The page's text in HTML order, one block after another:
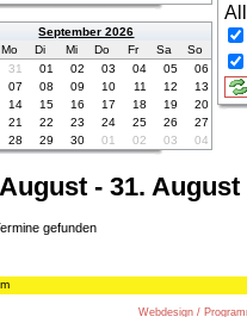
September 2026
Mo
Di Mi Do Fr Sa
So
31 01 02 03 04 05
06
07 08 09 10 11 12
13
14 15 16 17 18 19
20
21 22 23 24 25 26
27
28 29 30 01 02 03 04
- 31. August
gefunden
Webdesign /